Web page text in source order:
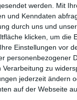
werden.
Mit
und Kenndaten
durch uns und
klicken, um die
Einstellungen vor
personenbezogener
Verarbeitung zu
jederzeit ändern
auf der Webseite
Tradition
sollten
Inhalt.
Apple diese
zertifizierter